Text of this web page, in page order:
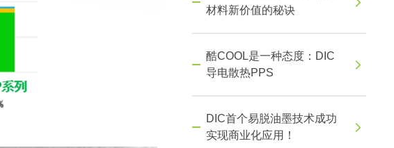
材料新价值的秘诀
酷COOL是一种态度：DIC
导电散热PPS
DIC首个易脱油墨技术成功
实现商业化应用！